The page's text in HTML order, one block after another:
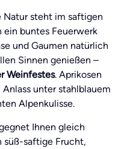
Natur steht im saftigen
ein buntes Feuerwerk
und Gaumen natürlich
Sinnen genießen –
Weinfestes. Aprikosen
unter stahlblauem
Alpenkulisse.
Ihnen gleich
süß-saftige Frucht,